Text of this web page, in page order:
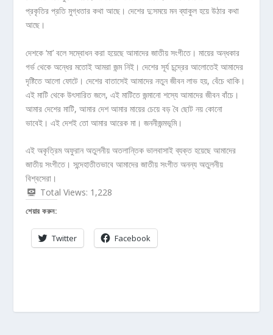
প্রকৃতির প্রতি মুগ্ধতার কথা আছে। দেশের দু:সময়ে মন ব্যাকুল হয়ে উঠার কথা
আছে।
দেশকে ‘মা’ বলে সম্বোধন করা হয়েছে আমাদের জাতীয় সংগীতে। মায়ের অন্ধকার
গর্ভ থেকে অন্ধের মতোই আমরা জন্ম নিই। দেশের সূর্য চন্দ্রের আলোতেই আমাদের
দৃষ্টিতে আলো ফোটে। দেশের বাতাসেই আমাদের নতুন জীবন লাভ হয়, বেঁচে থাকি।
এই মাটি থেকে উৎসারিত জলে, এই মাটিতে জন্মানো শস্যে আমাদের জীবন বাঁচে।
আমার দেশের মাটি, আমার দেশ আমার মায়ের চেয়ে বড় বৈ ছোট নয় কোনো
ভাবেই। এই দেশই তো আমার আরেক মা। জননীজন্মভূমি।
এই অকৃত্রিম অফুরান অতুলনীয় অতলান্তিক ভালবাসাই ব্যক্ত হয়েছে আমাদের
জাতীয় সংগীতে। সন্দেহাতীতভাবে আমাদের জাতীয় সংগীত অনন্য অতুলনীয়
বিশ্বসেরা।
Total Views: 1,228
শেয়ার করুন:
Twitter Facebook